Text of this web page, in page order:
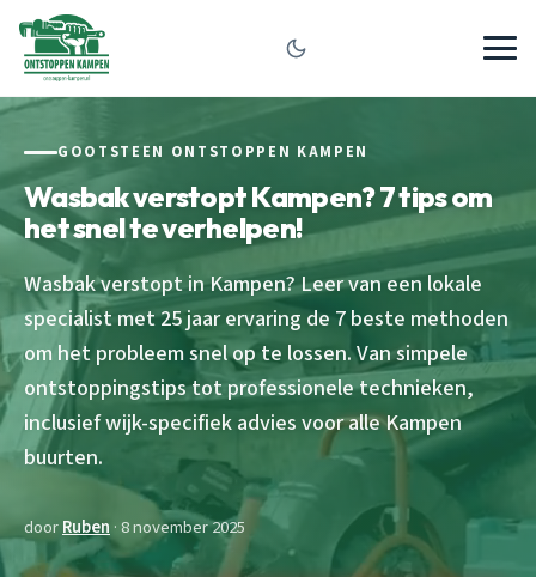
GOOTSTEEN ONTSTOPPEN KAMPEN
Wasbak verstopt Kampen? 7 tips om
het snel te verhelpen!
Wasbak verstopt in Kampen? Leer van een lokale
specialist met 25 jaar ervaring de 7 beste methoden
om het probleem snel op te lossen. Van simpele
ontstoppingstips tot professionele technieken,
inclusief wijk-specifiek advies voor alle Kampen
buurten.
doorRuben · 8 november 2025